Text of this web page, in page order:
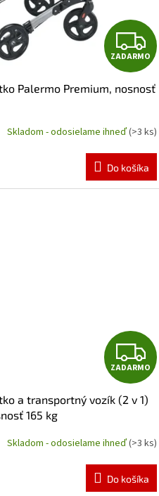
Z
A
D
A
R
ZADARMO
Palermo Premium, nosnosť
Skladom - odosielame ihneď(>3 ks)
Do košíka
Z
A
D
A
R
ZADARMO
a transportný vozík (2 v 1)
165 kg
Skladom - odosielame ihneď(>3 ks)
Do košíka